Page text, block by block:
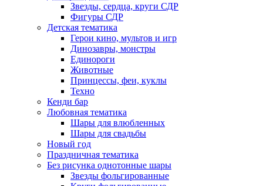
Звезды, сердца, круги СДР
Фигуры СДР
Детская тематика
Герои кино, мультов и игр
Динозавры, монстры
Единороги
Животные
Принцессы, феи, куклы
Техно
Кенди бар
Любовная тематика
Шары для влюбленных
Шары для свадьбы
Новый год
Праздничная тематика
Без рисунка однотонные шары
Звезды фольгированные